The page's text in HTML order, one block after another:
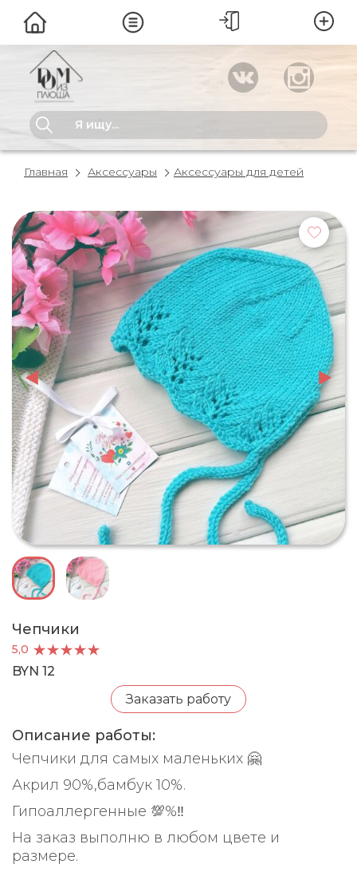
Главная Аксессуары Аксессуары для детей
Чепчики
5,0
BYN 12
Заказать работу
Описание работы:
Чепчики для самых маленьких 🤗
Акрил 90%,бамбук 10%.
Гипоаллергенные 💯%‼️
На заказ выполню в любом цвете и
размере.